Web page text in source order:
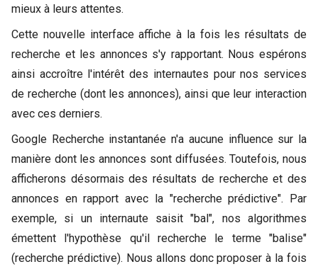
mieux à leurs attentes.
Cette nouvelle interface affiche à la fois les résultats de
recherche et les annonces s'y rapportant. Nous espérons
ainsi accroître l'intérêt des internautes pour nos services
de recherche (dont les annonces), ainsi que leur interaction
avec ces derniers.
Google Recherche instantanée n'a aucune influence sur la
manière dont les annonces sont diffusées. Toutefois, nous
afficherons désormais des résultats de recherche et des
annonces en rapport avec la "recherche prédictive". Par
exemple, si un internaute saisit "bal", nos algorithmes
émettent l'hypothèse qu'il recherche le terme "balise"
(recherche prédictive). Nous allons donc proposer à la fois